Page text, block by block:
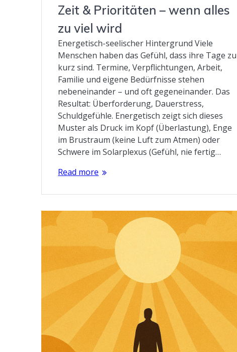
Zeit & Prioritäten – wenn alles
zu viel wird
Energetisch-seelischer Hintergrund Viele
Menschen haben das Gefühl, dass ihre Tage zu
kurz sind. Termine, Verpflichtungen, Arbeit,
Familie und eigene Bedürfnisse stehen
nebeneinander – und oft gegeneinander. Das
Resultat: Überforderung, Dauerstress,
Schuldgefühle. Energetisch zeigt sich dieses
Muster als Druck im Kopf (Überlastung), Enge
im Brustraum (keine Luft zum Atmen) oder
Schwere im Solarplexus (Gefühl, nie fertig…
Read more